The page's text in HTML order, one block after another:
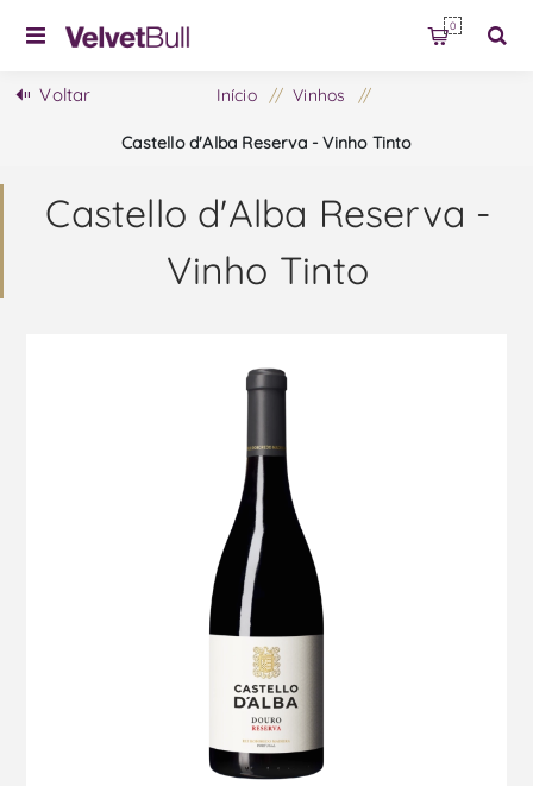
0
Voltar Início / Vinhos /
Castello d'Alba Reserva - Vinho Tinto
Castello d'Alba Reserva -
Vinho Tinto